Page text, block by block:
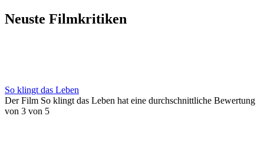
Neuste Filmkritiken
So klingt das Leben
Der Film So klingt das Leben hat eine durchschnittliche Bewertung
von 3 von 5